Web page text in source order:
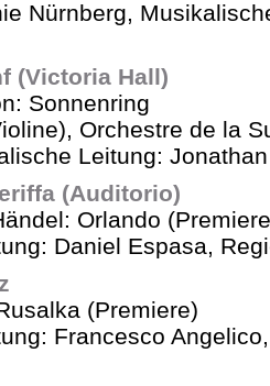
Nürnberg,
(Victoria Hall)
Sonnenring
Orchestre de la
Leitung:
(Auditorio)
Orlando
Daniel Espasa,
(Premiere)
Francesco